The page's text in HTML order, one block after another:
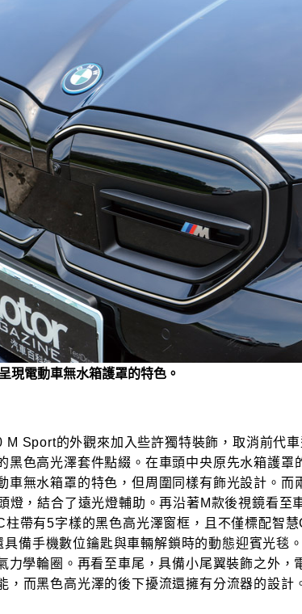
現電動車無水箱護罩的特色。
Sport的外觀來加入些許獨特裝飾，取消前代
黑色高光澤套件點綴。在車頭中央原先水箱護罩
車無水箱罩的特色，但周圍同樣有飾光設計。而
燈，結合了遠光燈輔助。再沿著M款後視鏡看至
柱帶有5字樣的黑色高光澤窗框，且不僅標配智
備手機數位鑰匙與車輛解鎖時的動態迎賓光毯
力學輪圈。再看至車尾，具備小尾翼裝飾之外，
，而黑色高光澤的後下擾流還擁有分流器的設計